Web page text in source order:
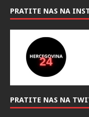
PRATITE NAS NA
PRATITE NAS NA